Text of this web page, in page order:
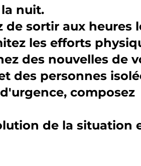
nuit.
de sortir aux heures
les efforts
des nouvelles de
des personnes
composez
de la situation